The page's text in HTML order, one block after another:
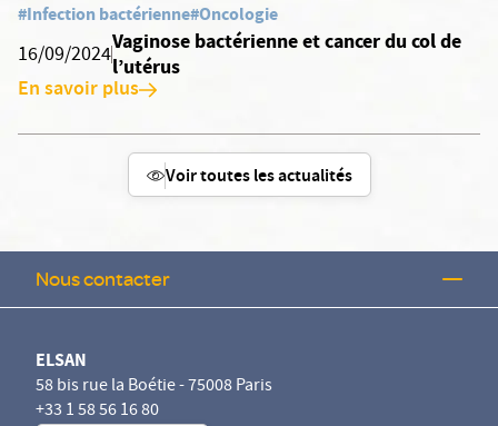
#Infection bactérienne#Oncologie
16/09/2024
Vaginose bactérienne et cancer du col de
l’utérus
En savoir plus
Voir toutes les actualités
Nous contacter
ELSAN
58 bis rue la Boétie - 75008 Paris
+33 1 58 56 16 80